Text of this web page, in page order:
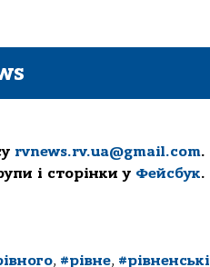
rvnews.rv.ua@gmail.com.
і сторінки у Фейсбук.
, #рівне, #рівненські